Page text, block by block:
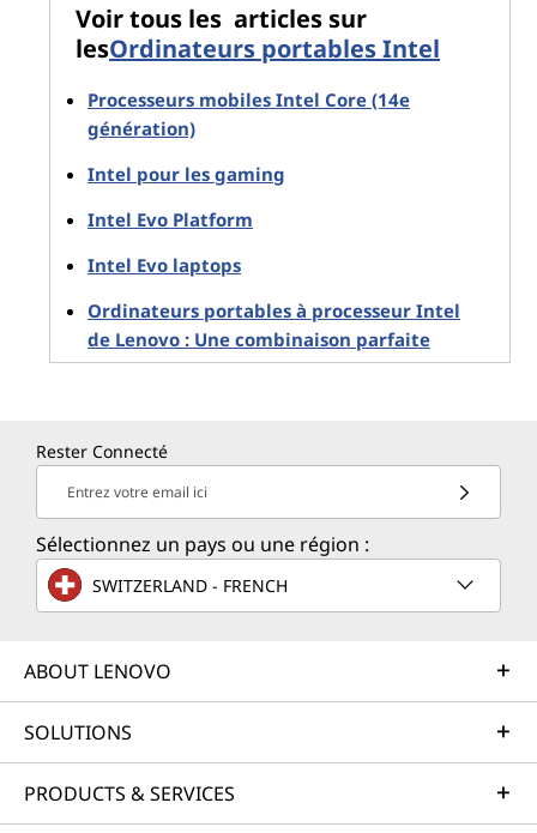
Voir tous les articles sur
lesOrdinateurs portables Intel
Processeurs mobiles Intel Core (14e
génération)
Intel pour les gaming
Intel Evo Platform
Intel Evo laptops
Ordinateurs portables à processeur Intel
de Lenovo : Une combinaison parfaite
Rester Connecté
Entrez votre email ici
Sélectionnez un pays ou une région :
SWITZERLAND - FRENCH
ABOUT LENOVO
SOLUTIONS
PRODUCTS & SERVICES